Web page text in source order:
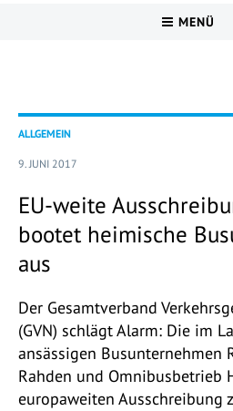
MENÜ
ALLGEMEIN
9. JUNI 2017
EU-weite
bootet heimische
aus
Der Gesamtverband
(GVN) schlägt Alarm: Die im
ansässigen Busunternehmen
Rahden und Omnibusbetrieb
europaweiten Ausschreibung